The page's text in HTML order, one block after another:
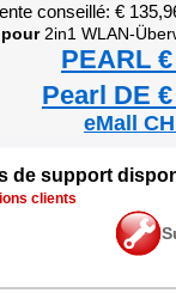
conseillé: €
2in1 WLAN-
PEARL
Pearl DE
eMall
de sup­port
clients